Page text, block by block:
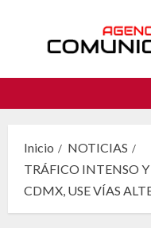
contenido
Inicio
NOTICIAS
TRÁFICO INTENSO
CDMX, USE VÍAS